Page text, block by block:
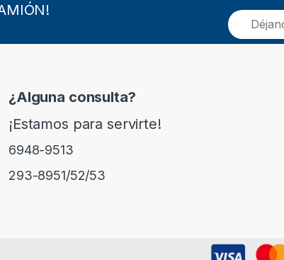
E
m
a
¿Alguna consulta?
¡Estamos para servirte!
6948-9513
293-8951/52/53